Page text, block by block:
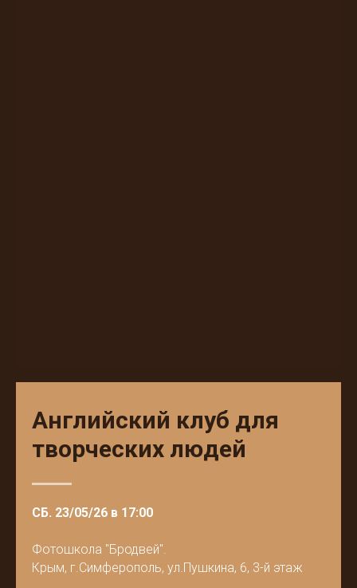
Английский клуб для
творческих людей
СБ. 23/05/26 в 17:00
Фотошкола "Бродвей".
Крым, г.Симферополь, ул.Пушкина, 6, 3-й этаж